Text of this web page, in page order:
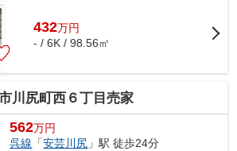
432万円
- / 6K / 98.56㎡
川尻町西６丁目売家
562万円
呉線 「安芸川尻 」駅 徒歩24分